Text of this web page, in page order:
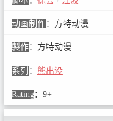
动画制作： 方特动漫
製作： 方特动漫
系列 ： 熊出没
Rating： 9+